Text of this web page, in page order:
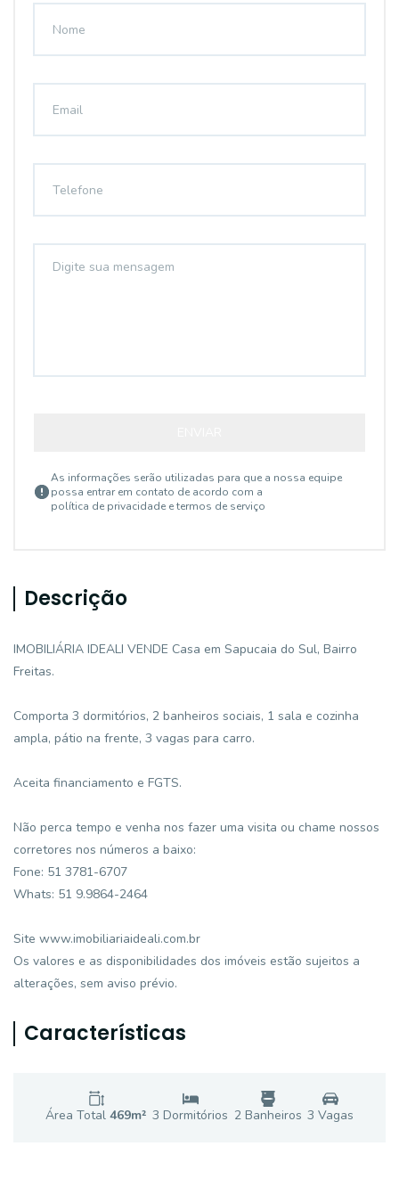
As informações serão utilizadas para que a nossa equipe
possa entrar em contato de acordo com a
política de privacidade e termos de serviço
Descrição
IMOBILIÁRIA IDEALI VENDE Casa em Sapucaia do Sul, Bairro
Freitas.
Comporta 3 dormitórios, 2 banheiros sociais, 1 sala e cozinha
ampla, pátio na frente, 3 vagas para carro.
Aceita financiamento e FGTS.
Não perca tempo e venha nos fazer uma visita ou chame nossos
corretores nos números a baixo:
Fone: 51 3781-6707
Whats: 51 9.9864-2464
Site www.imobiliariaideali.com.br
Os valores e as disponibilidades dos imóveis estão sujeitos a
alterações, sem aviso prévio.
Características
Área Total469m² 3 Dormitórios 2Banheiros 3 Vagas